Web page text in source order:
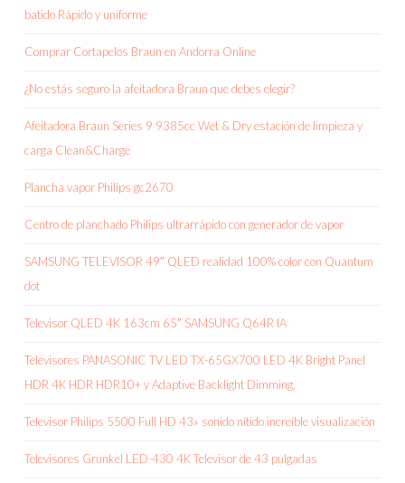
batido Rápido y uniforme
Comprar Cortapelos Braun en Andorra Online
¿No estás seguro la afeitadora Braun que debes elegir?
Afeitadora Braun Series 9 9385cc Wet & Dry estación de limpieza y
carga Clean&Charge
Plancha vapor Philips gc2670
Centro de planchado Philips ultrarrápido con generador de vapor
SAMSUNG TELEVISOR 49″ QLED realidad 100% color con Quantum
dot
Televisor QLED 4K 163cm 65″ SAMSUNG Q64R IA
Televisores PANASONIC TV LED TX-65GX700 LED 4K Bright Panel
HDR 4K HDR HDR10+ y Adaptive Backlight Dimming,
Televisor Philips 5500 Full HD 43» sonido nítido increíble visualización
Televisores Grunkel LED-430 4K Televisor de 43 pulgadas